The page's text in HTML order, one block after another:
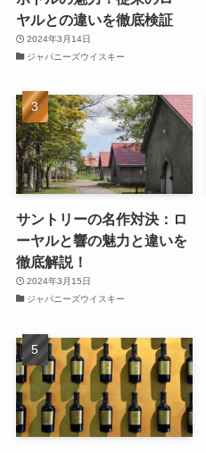
ヤルとの違いを徹底検証
2024年3月14日
ジャパニーズウイスキー
サントリーの名作対決：ロ
ーヤルと響の魅力と違いを
徹底解説！
2024年3月15日
ジャパニーズウイスキー